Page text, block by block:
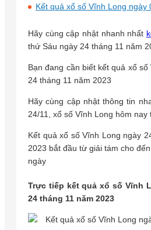
Kết quả xổ số Vĩnh Long ngày
Hãy cùng cập nhật nhanh nhất
thứ Sáu ngày 24 tháng 11 năm
Bạn đang cần biết kết quả xổ
24 tháng 11 năm 2023
Hãy cùng cập nhật thông tin
24/11, xổ số Vĩnh Long hôm
Kết quả xổ số Vĩnh Long ngày
2023 bắt đầu từ giải tám cho
ngày
Trực tiếp kết quả xổ số Vĩnh
24 tháng 11 năm 2023